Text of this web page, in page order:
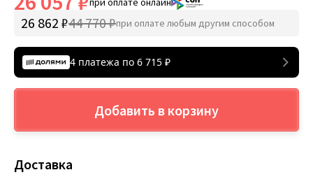
26 862 ₽44 770 ₽при оплате любым другим способом
4 платежа по 6 715 ₽
Добавить в корзину
Доставка